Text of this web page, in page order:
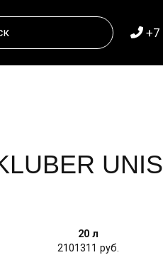
+7
20 л
2101311